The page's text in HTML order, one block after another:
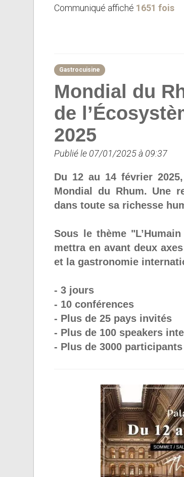
Communiqué affiché 1651 fois
Gastrocuisine
Mondial du
de
2025
Publié le 07/01/2025 à 09:37
Du 12 au 14 février
Mondial du Rhum. Une
dans toute sa richesse
Sous le thème
mettra en avant deux
et la gastronomie
- 3 jours
- 10 conférences
- Plus de 25 pays invités
- Plus de 100 speakers
- Plus de 3000 participants